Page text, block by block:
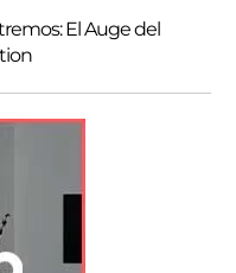
El Auge del